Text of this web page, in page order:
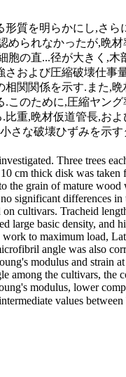
質を明らかにし,さ
られなかったが,晩
胞の直...径が大きく,木
および圧縮破壊仕
関関係を示す.また,
のために,圧縮ヤン
重,晩材仮道管長,お
さな破壊ひずみを
Three trees
cm thick disk was
the grain of mature
significant differences
cultivars. Tracheid
basic density, and
to maximum load,
angle was also
modulus and
the cultivars,
modulus, lower
values